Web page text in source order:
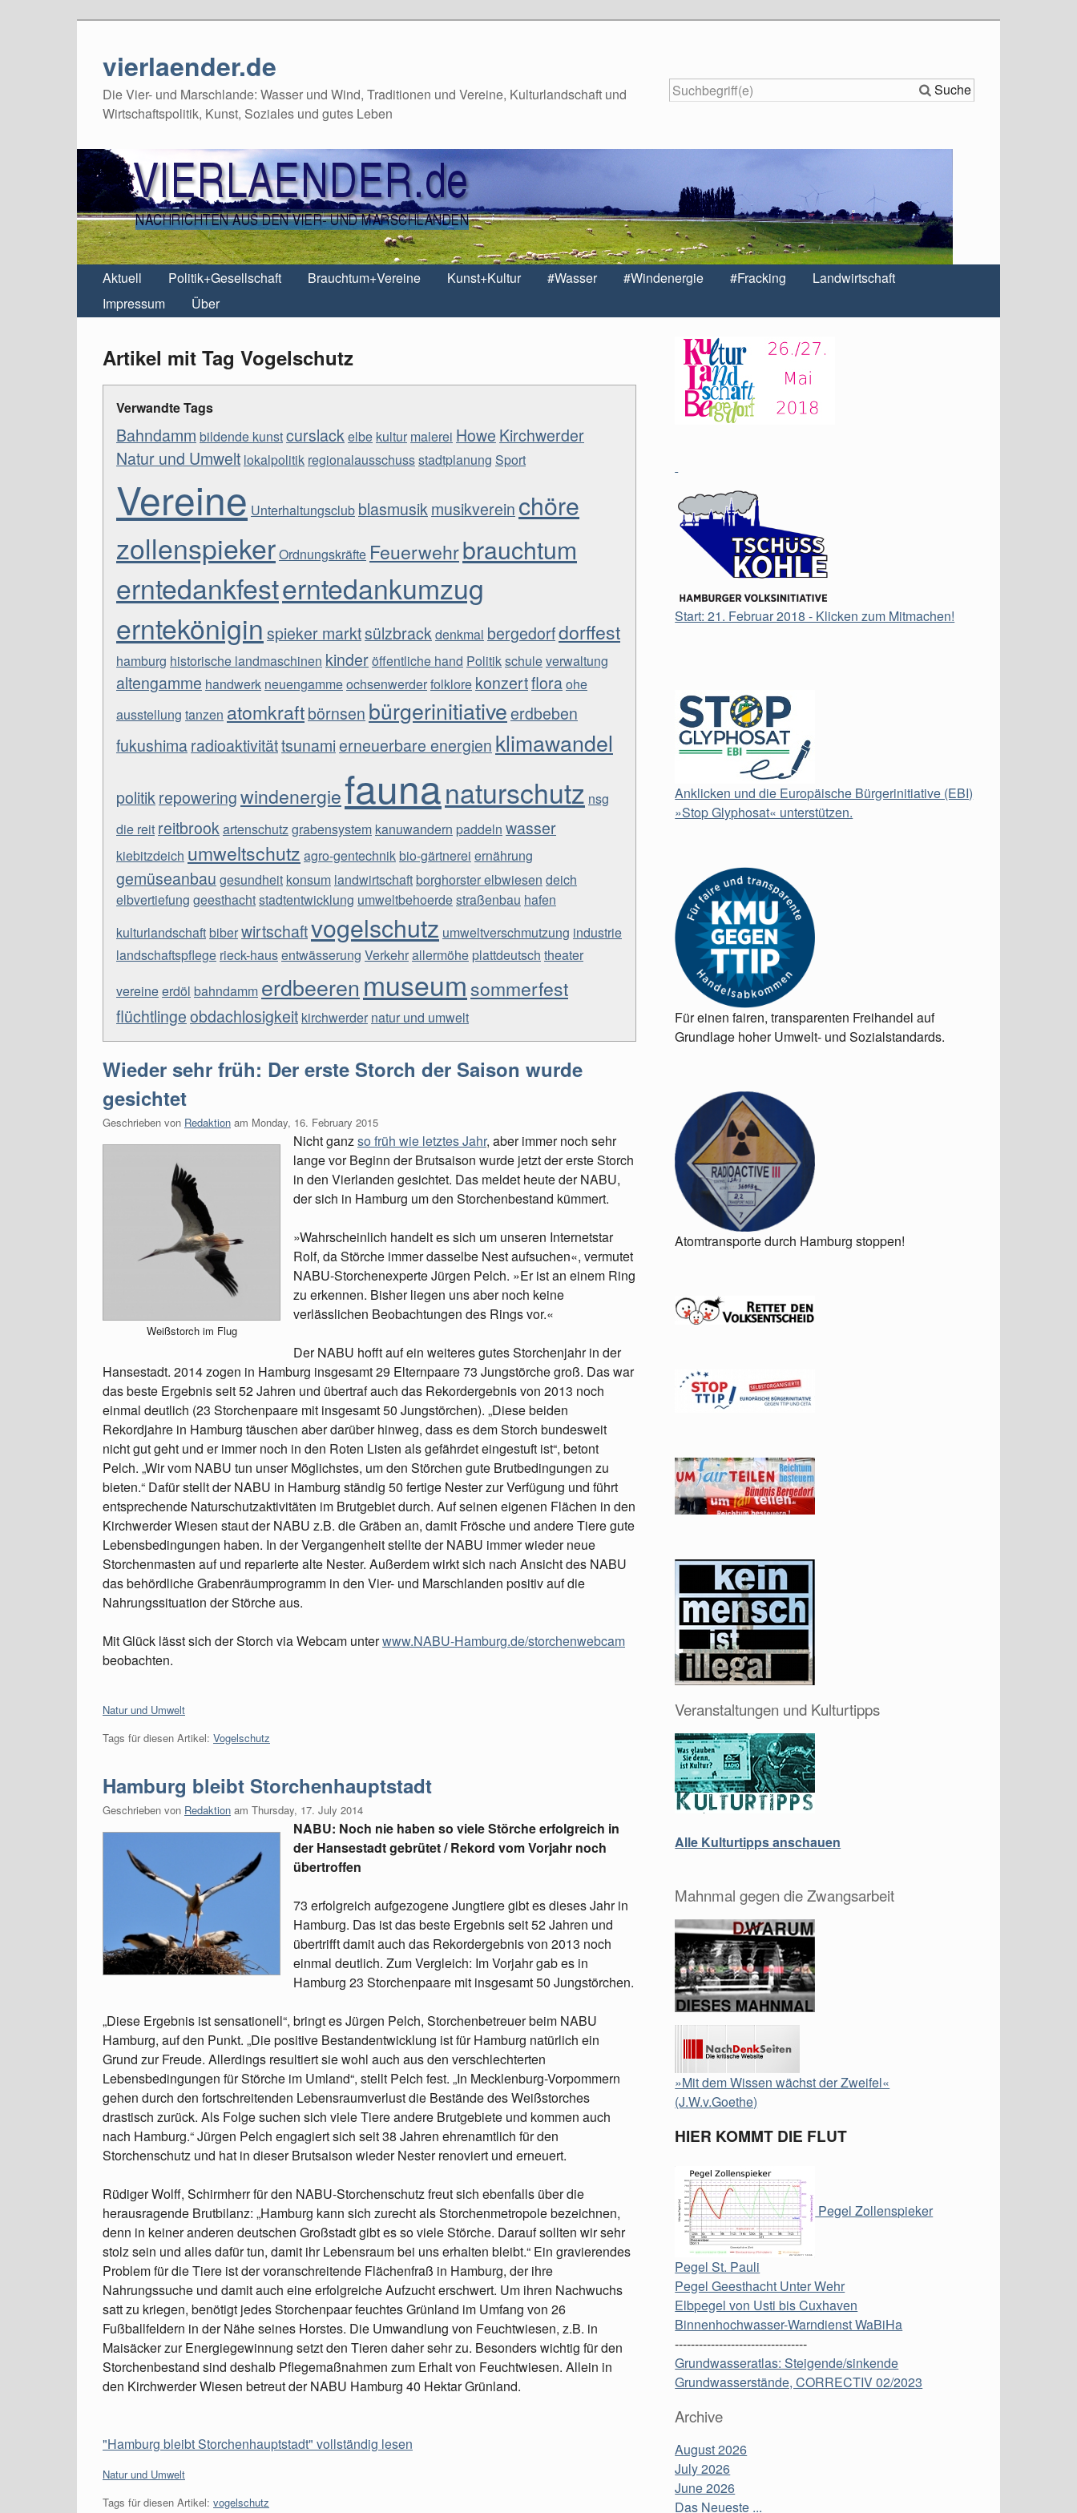
vierlaender.de
Die Vier- und Marschlande: Wasser und Wind, Traditionen und Vereine, Kulturlandschaft und
Wirtschaftspolitik, Kunst, Soziales und gutes Leben
Suche
Aktuell Politik+Gesellschaft Brauchtum+Vereine Kunst+Kultur #Wasser #Windenergie #Fracking
Landwirtschaft
Impressum
Über
Artikel mit Tag Vogelschutz
Verwandte Tags
Bahndamm bildende kunstcurslackelbe kultur malerei Howe Kirchwerder
Natur und Umwelt lokalpolitik regionalausschussstadtplanung Sport
Vereine Unterhaltungsclub blasmusikmusikverein chöre
zollenspiekerOrdnungskräfte Feuerwehrbrauchtum
erntedankfesterntedankumzug
erntekönigin spieker marktsülzbrackdenkmal bergedorfdorffest
hamburg historische landmaschinen kinderöffentliche hand Politikschuleverwaltung
altengamme handwerk neuengammeochsenwerderfolklore konzertfloraohe
ausstellung tanzen atomkraftbörnsen bürgerinitiativeerdbeben
fukushimaradioaktivitättsunamierneuerbare energien klimawandel
politikrepoweringwindenergiefaunanaturschutz nsg
die reit reitbrookartenschutzgrabensystem kanuwandern paddeln wasser
kiebitzdeich umweltschutz agro-gentechnikbio-gärtnerei ernährung
gemüseanbau gesundheit konsum landwirtschaftborghorster elbwiesen deich
elbvertiefung geesthachtstadtentwicklung umweltbehoerdestraßenbau hafen
kulturlandschaftbiberwirtschaftvogelschutz umweltverschmutzung industrie
landschaftspflege rieck-hausentwässerung Verkehrallermöhe plattdeutsch theater
vereineerdöl bahndamm erdbeeren museum sommerfest
flüchtlingeobdachlosigkeit kirchwerder natur und umwelt
Wieder sehr früh: Der erste Storch der Saison wurde
gesichtet
Geschrieben von Redaktion am Monday, 16. February 2015
Weißstorch im Flug
Nicht ganzso früh wie letztes Jahr, aber immer noch sehr
lange vor Beginn der Brutsaison wurde jetzt der erste Storch
in den Vierlanden gesichtet. Das meldet heute der NABU,
der sich in Hamburg um den Storchenbestand kümmert.
»Wahrscheinlich handelt es sich um unseren Internetstar
Rolf, da Störche immer dasselbe Nest aufsuchen«, vermutet
NABU-Storchenexperte Jürgen Pelch. »Er ist an einem Ring
zu erkennen. Bisher liegen uns aber noch keine
verlässlichen Beobachtungen des Rings vor.«
Der NABU hofft auf ein weiteres gutes Storchenjahr in der
Hansestadt. 2014 zogen in Hamburg insgesamt 29 Elternpaare 73 Jungstörche groß. Das war
das beste Ergebnis seit 52 Jahren und übertraf auch das Rekordergebnis von 2013 noch
einmal deutlich (23 Storchenpaare mit insgesamt 50 Jungstörchen). „Diese beiden
Rekordjahre in Hamburg täuschen aber darüber hinweg, dass es dem Storch bundesweit
nicht gut geht und er immer noch in den Roten Listen als gefährdet eingestuft ist“, betont
Pelch. „Wir vom NABU tun unser Möglichstes, um den Störchen gute Brutbedingungen zu
bieten.“ Dafür stellt der NABU in Hamburg ständig 50 fertige Nester zur Verfügung und führt
entsprechende Naturschutzaktivitäten im Brutgebiet durch. Auf seinen eigenen Flächen in den
Kirchwerder Wiesen staut der NABU z.B. die Gräben an, damit Frösche und andere Tiere gute
Lebensbedingungen haben. In der Vergangenheit stellte der NABU immer wieder neue
Storchenmasten auf und reparierte alte Nester. Außerdem wirkt sich nach Ansicht des NABU
das behördliche Grabenräumprogramm in den Vier- und Marschlanden positiv auf die
Nahrungssituation der Störche aus.
Mit Glück lässt sich der Storch via Webcam unterwww.NABU-Hamburg.de/storchenwebcam
beobachten.
Kategorien:
Natur und Umwelt
Tags für diesen Artikel: Vogelschutz
Hamburg bleibt Storchenhauptstadt
Geschrieben von Redaktion am Thursday, 17. July 2014
NABU: Noch nie haben so viele Störche erfolgreich in
der Hansestadt gebrütet / Rekord vom Vorjahr noch
übertroffen
73 erfolgreich aufgezogene Jungtiere gibt es dieses Jahr in
Hamburg. Das ist das beste Ergebnis seit 52 Jahren und
übertrifft damit auch das Rekordergebnis von 2013 noch
einmal deutlich. Zum Vergleich: Im Vorjahr gab es in
Hamburg 23 Storchenpaare mit insgesamt 50 Jungstörchen.
„Diese Ergebnis ist sensationell“, bringt es Jürgen Pelch, Storchenbetreuer beim NABU
Hamburg, auf den Punkt. „Die positive Bestandentwicklung ist für Hamburg natürlich ein
Grund zur Freude. Allerdings resultiert sie wohl auch aus den verschlechterten
Lebensbedingungen für Störche im Umland“, stellt Pelch fest. „In Mecklenburg-Vorpommern
gehen durch den fortschreitenden Lebensraumverlust die Bestände des Weißstorches
drastisch zurück. Als Folge suchen sich viele Tiere andere Brutgebiete und kommen auch
nach Hamburg.“ Jürgen Pelch engagiert sich seit 38 Jahren ehrenamtlich für den
Storchenschutz und hat in dieser Brutsaison wieder Nester renoviert und erneuert.
Rüdiger Wolff, Schirmherr für den NABU-Storchenschutz freut sich ebenfalls über die
herausragende Brutbilanz: „Hamburg kann sich zurecht als Storchenmetropole bezeichnen,
denn in keiner anderen deutschen Großstadt gibt es so viele Störche. Darauf sollten wir sehr
stolz sein und alles dafür tun, damit ihr Lebensraum bei uns erhalten bleibt.“ Ein gravierendes
Problem für die Tiere ist der voranschreitende Flächenfraß in Hamburg, der ihre
Nahrungssuche und damit auch eine erfolgreiche Aufzucht erschwert. Um ihren Nachwuchs
satt zu kriegen, benötigt jedes Storchenpaar feuchtes Grünland im Umfang von 26
Fußballfeldern in der Nähe seines Horstes. Die Umwandlung von Feuchtwiesen, z.B. in
Maisäcker zur Energiegewinnung setzt den Tieren daher sehr zu. Besonders wichtig für den
Storchenbestand sind deshalb Pflegemaßnahmen zum Erhalt von Feuchtwiesen. Allein in
den Kirchwerder Wiesen betreut der NABU Hamburg 40 Hektar Grünland.
"Hamburg bleibt Storchenhauptstadt" vollständig lesen
Kategorien:
Natur und Umwelt
Tags für diesen Artikel: vogelschutz
Start: 21. Februar 2018 - Klicken zum Mitmachen!
Anklicken und die Europäische Bürgerinitiative (EBI)
»Stop Glyphosat« unterstützen.
Für einen fairen, transparenten Freihandel auf
Grundlage hoher Umwelt- und Sozialstandards.
Atomtransporte durch Hamburg stoppen!
Veranstaltungen und Kulturtipps
Alle Kulturtipps anschauen
Mahnmal gegen die Zwangsarbeit
»Mit dem Wissen wächst der Zweifel«
(J.W.v.Goethe)
HIER KOMMT DIE FLUT
Pegel Zollenspieker
Pegel St. Pauli
Pegel Geesthacht Unter Wehr
Elbpegel von Usti bis Cuxhaven
Binnenhochwasser-Warndienst WaBiHa
---------------------------------
Grundwasseratlas: Steigende/sinkende
Grundwasserstände, CORRECTIV 02/2023
Archive
August 2026
July 2026
June 2026
Das Neueste ...